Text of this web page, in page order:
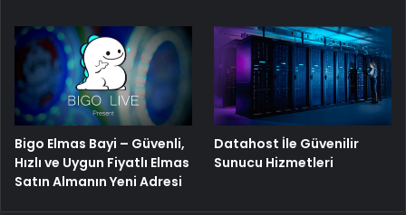
Bigo Elmas Bayi – Güvenli,
Hızlı ve Uygun Fiyatlı Elmas
Satın Almanın Yeni Adresi
Datahost İle Güvenilir
Sunucu Hizmetleri